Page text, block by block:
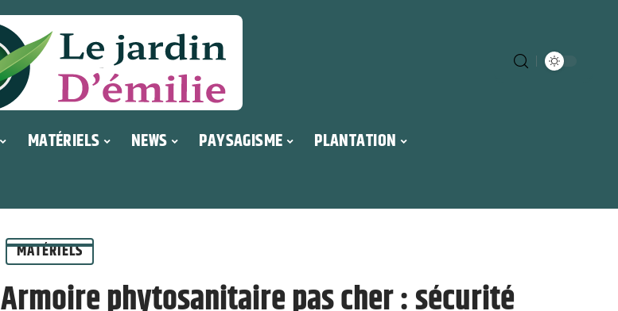
MATÉRIELS NEWS PAYSAGISME PLANTATION
MATÉRIELS
Armoire phytosanitaire pas cher : sécurité